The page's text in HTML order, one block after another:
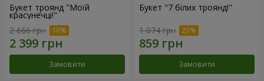
Букет троянд "Моїй
красунечці!"
2 666 грн
Замовити
Букет "7 білих троянд!"
1 074 грн
Замовити